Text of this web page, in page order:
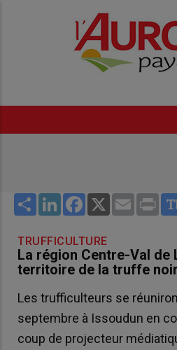
Share LinkedInFacebook
X Email
TRUFFICULTURE
La région Centre-Val de
territoire de la truffe
Les trufficulteurs se
septembre à Issoudun en
coup de projecteur